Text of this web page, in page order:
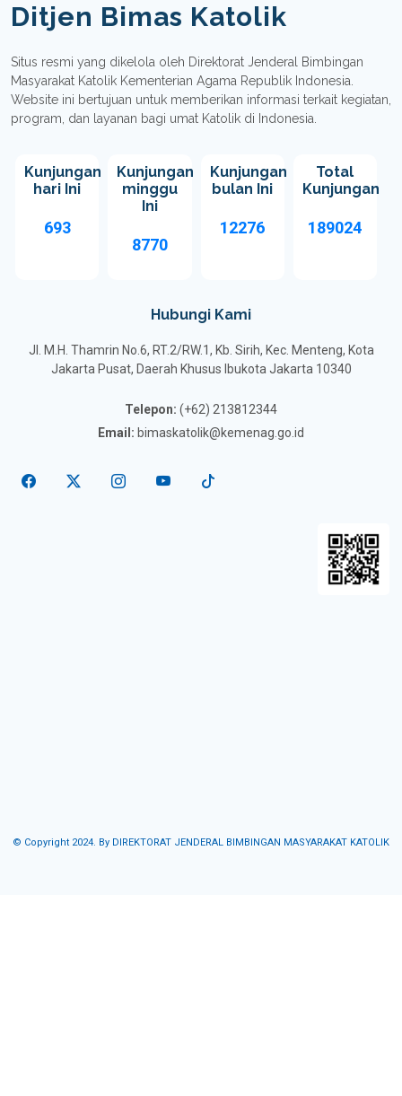
Ditjen Bimas Katolik
Situs resmi yang dikelola oleh Direktorat Jenderal Bimbingan
Masyarakat Katolik Kementerian Agama Republik Indonesia.
Website ini bertujuan untuk memberikan informasi terkait kegiatan,
program, dan layanan bagi umat Katolik di Indonesia.
Kunjungan
hari Ini
693
Kunjungan
minggu
Ini
8770
Kunjungan
bulan Ini
12276
Total
Kunjungan
189024
Hubungi Kami
Jl. M.H. Thamrin No.6, RT.2/RW.1, Kb. Sirih, Kec. Menteng, Kota
Jakarta Pusat, Daerah Khusus Ibukota Jakarta 10340
Telepon: (+62) 213812344
Email: bimaskatolik@kemenag.go.id
© Copyright 2024. By DIREKTORAT JENDERAL BIMBINGAN MASYARAKAT KATOLIK